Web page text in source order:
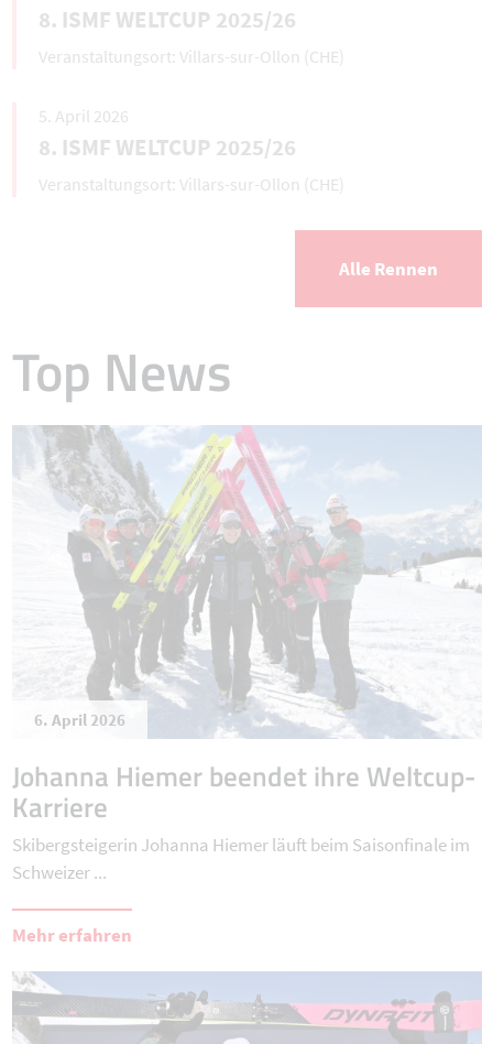
8. ISMF WELTCUP 2025/26
Villars-sur-Ollon (CHE)
5. April 2026
8. ISMF WELTCUP 2025/26
Villars-sur-Ollon (CHE)
Alle Rennen
Top News
6. April 2026
Johanna Hiemer beendet ihre Weltcup-
Karriere
Skibergsteigerin Johanna Hiemer läuft beim Saisonfinale im
Schweizer ...
Mehr erfahren